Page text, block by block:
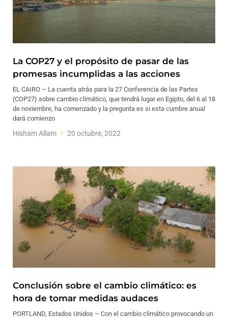
La COP27 y el propósito de pasar de las
promesas incumplidas a las acciones
EL CAIRO – La cuenta atrás para la 27 Conferencia de las Partes
(COP27) sobre cambio climático, que tendrá lugar en Egipto, del 6 al 18
de noviembre, ha comenzado y la pregunta es si esta cumbre anual
dará comienzo
Hisham Allam 20 octubre, 2022
Conclusión sobre el cambio climático: es
hora de tomar medidas audaces
PORTLAND, Estados Unidos – Con el cambio climático provocando un